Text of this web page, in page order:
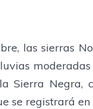
las sierras
Sierra Negra,
se registrará